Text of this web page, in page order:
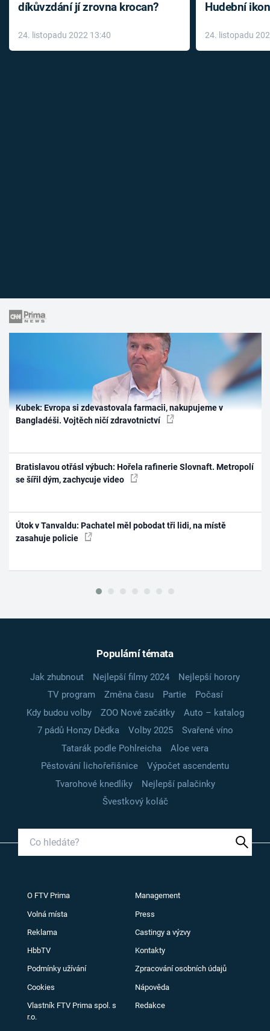
díkůvzdání jí zrovna krocan?
24. listopadu 2022 13:40
Hudební
léky
24. listopadu
Kubek: Evropa si zdevastovala farmacii, nakupujeme v
Bangladéši. Vojtěch ničí zdravotnictví
Bratislavou otřásl výbuch: Hořela rafinerie Slovnaft. Metropolí
se šířil dým, zachycuje video
Útok v Tanvaldu: Pachatel měl pobodat tři lidi, na místě
zasahuje policie
Populární témata
Jak zhubnout Nejlepší filmy 2024
Nejlepší horory
TV program
Změna času Partie
Počasí
Kdy budou volby
ZOO Nové začátky
Auto – katalog
7 pádů Honzy Dědka
Volby 2025
Svařené víno
Tatarák podle Pohlreicha
Aloe vera
Pěstování lichořeřišnice
Výpočet ascendentu
Tvarohové knedlíky
Nejlepší palačinky
Švestkový koláč
O FTV Prima Management
Volná místa Press
Reklama Castingy a výzvy
HbbTV Kontakty
Podmínky užívání Zpracování osobních údajů
Cookies Nápověda
Vlastník FTV Prima spol. s
r.o.
Redakce